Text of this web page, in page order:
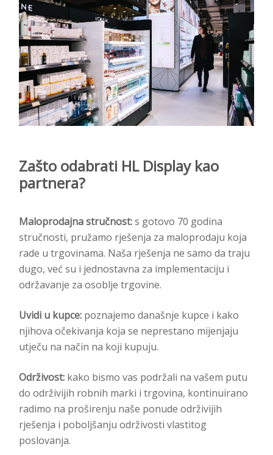
Zašto odabrati HL Display kao
partnera?
Maloprodajna stručnost:s gotovo 70 godina
stručnosti, pružamo rješenja za maloprodaju koja
rade u trgovinama. Naša rješenja ne samo da traju
dugo, već su i jednostavna za implementaciju i
održavanje za osoblje trgovine.
Uvidi u kupce: poznajemo današnje kupce i kako
njihova očekivanja koja se neprestano mijenjaju
utječu na način na koji kupuju.
Održivost: kako bismo vas podržali na vašem putu
do održivijih robnih marki i trgovina, kontinuirano
radimo na proširenju naše ponude održivijih
rješenja i poboljšanju održivosti vlastitog
poslovanja.